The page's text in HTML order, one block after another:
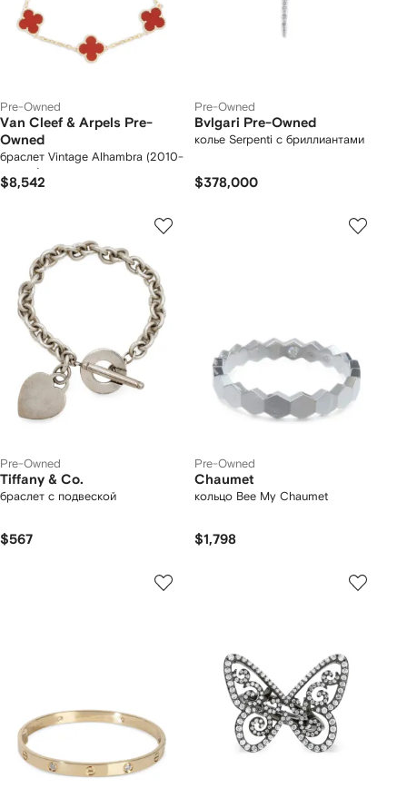
Pre-Owned
Van Cleef & Arpels Pre-
Owned
браслет Vintage Alhambra (2010-
е годы)
$8,542
Pre-Owned
Bvlgari Pre-Owned
колье Serpenti с бриллиантами
$378,000
Pre-Owned
Tiffany & Co.
браслет с подвеской
$567
Pre-Owned
Chaumet
кольцо Bee My Chaumet
$1,798